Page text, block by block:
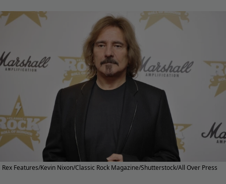
Rex Features/Kevin Nixon/Classic Rock Magazine/Shutterstock/All Over Press